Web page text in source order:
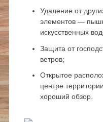
Удаление от
элементов —
искусственных
Защита от
ветров;
Открытое
центре
хороший обзор.